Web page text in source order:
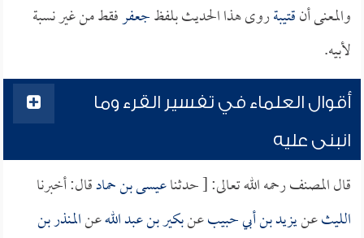
والمعنى أنقتيبةروى هذا الحديث بلفظجعفرفقط من غير نسبة
لأبيه.
أقوال العلماء في تفسير القرء وما
انبنى عليه
قال المصنف رحمه الله تعالى: [ حدثناعيسى بن حمادقال: أخبرنا
الليثعنيزيد بن أبي حبيبعنبكير بن عبد اللهعنالمنذر بن